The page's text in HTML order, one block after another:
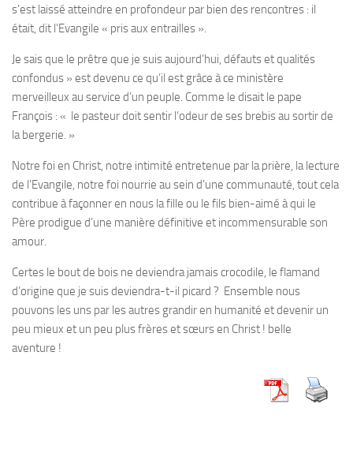
s’est laissé atteindre en profondeur par bien des rencontres : il
était, dit l’Evangile « pris aux entrailles ».
Je sais que le prêtre que je suis aujourd’hui, défauts et qualités
confondus » est devenu ce qu’il est grâce à ce ministère
merveilleux au service d’un peuple. Comme le disait le pape
François : « le pasteur doit sentir l’odeur de ses brebis au sortir de
la bergerie. »
Notre foi en Christ, notre intimité entretenue par la prière, la lecture
de l’Evangile, notre foi nourrie au sein d’une communauté, tout cela
contribue à façonner en nous la fille ou le fils bien-aimé à qui le
Père prodigue d’une manière définitive et incommensurable son
amour.
Certes le bout de bois ne deviendra jamais crocodile, le flamand
d’origine que je suis deviendra-t-il picard ? Ensemble nous
pouvons les uns par les autres grandir en humanité et devenir un
peu mieux et un peu plus frères et sœurs en Christ ! belle
aventure !